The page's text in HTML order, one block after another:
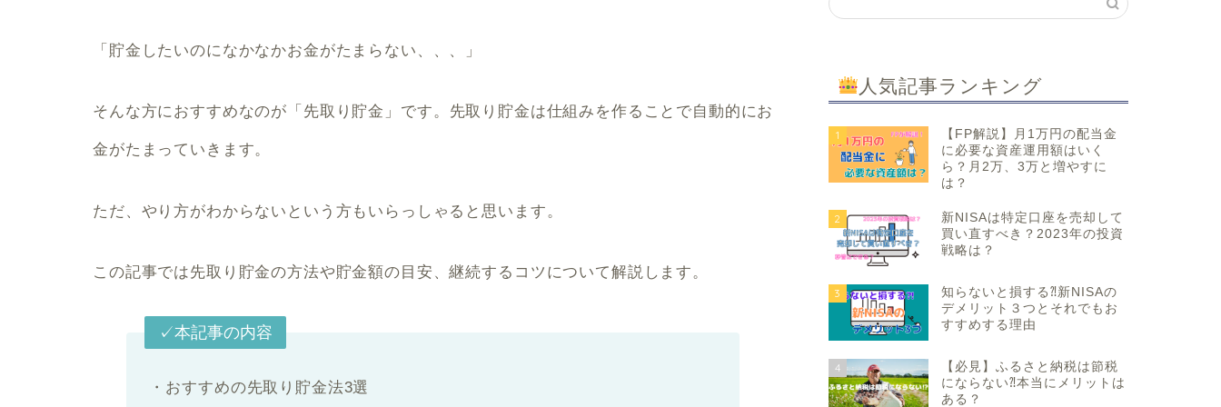
「貯金したいのになかなかお金がたまらない、、、」
そんな方におすすめなのが 「先取り貯金」 です。先取り貯金は仕組みを作ることで自動的にお
金がたまっていきます。
ただ、やり方がわからないという方もいらっしゃると思います。
この記事では先取り貯金の方法や貯金額の目安、継続するコツについて解説します。
✓本記事の内容
・おすすめの先取り貯金法3選
人気記事ランキング
1
【FP解説】月1万円の配当金
に必要な資産運用額はいく
ら？月2万、3万と増やすに
は？
2
新NISAは特定口座を売却して
買い直すべき？2023年の投資
戦略は？
3
知らないと損する⁈新NISAの
デメリット３つとそれでもお
すすめする理由
4
【必見】ふるさと納税は節税
にならない⁈本当にメリットは
ある？